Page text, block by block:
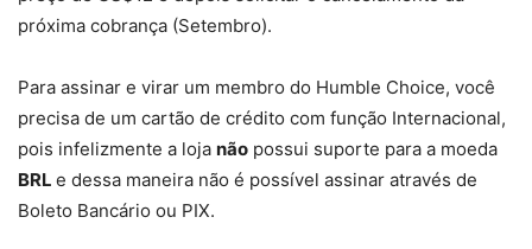
próxima cobrança (Setembro).
Para assinar e virar um membro do Humble Choice, você
precisa de um cartão de crédito com função Internacional,
pois infelizmente a loja não possui suporte para a moeda
BRL e dessa maneira não é possível assinar através de
Boleto Bancário ou PIX.